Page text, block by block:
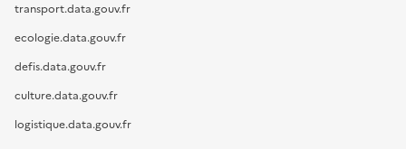
transport.data.gouv.fr
ecologie.data.gouv.fr
defis.data.gouv.fr
culture.data.gouv.fr
logistique.data.gouv.fr